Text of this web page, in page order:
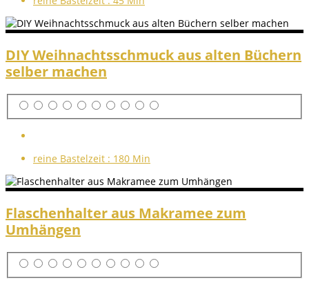
DIY Weihnachtsschmuck aus alten Büchern
selber machen
reine Bastelzeit : 180 Min
Flaschenhalter aus Makramee zum
Umhängen